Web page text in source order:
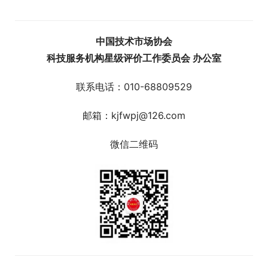
中国技术市场协会
科技服务机构星级评价工作委员会 办公室
联系电话：010-68809529
邮箱：kjfwpj@126.com
微信二维码